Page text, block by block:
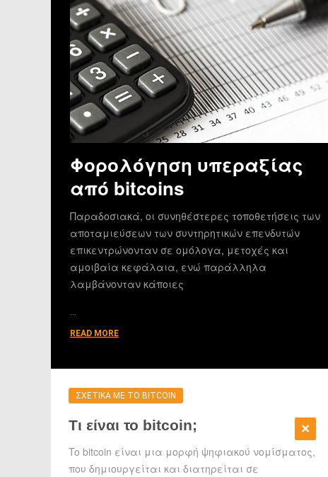
Φορολόγηση υπεραξίας
από bitcoins
Παραδοσιακά, οι συνηθέστερες τοποθετήσεις των
αποταμιεύσεων των συντηρητικών επενδυτών
επικεντρώνονταν σε ομόλογα, μετοχές και
αμοιβαία κεφάλαια, ενώ παράλληλα
λαμβάνονταν κάποιες
READ MORE
ΣΧΕΤΙΚΑ ΜΕ ΤΟ BITCOIN
Τι είναι το bitcoin;
To bitcoin είναι μια μορφή ψηφιακού νομίσματος,
που δημιουργείται και διατηρείται σε